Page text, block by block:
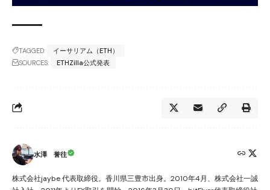
TAGGED:
イーサリアム（ETH）
SOURCES:
ETHZilla公式発表
水澤 誉往
株式会社jaybe 代表取締役。香川県三豊市出身。2010年4月、株式会社一誠